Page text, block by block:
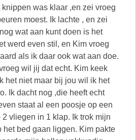
was klaar ,en zei vroeg
moest. Ik lachte , en zei
wat aan kunt doen is het
werd even stil, en Kim vroeg
als ik daar ook wat aan doe.
wil jij dat echt. Kim keek
het niet maar bij jou wil ik het
Ik dacht nog ,die heeft echt
staat al een poosje op een
2 vliegen in 1 klap. Ik trok mijn
het bed gaan liggen. Kim pakte